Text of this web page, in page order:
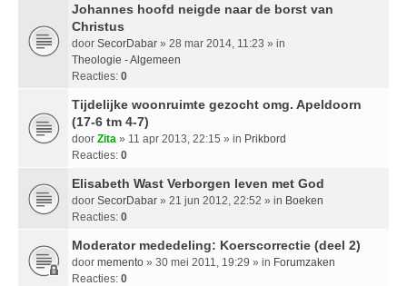
Johannes hoofd neigde naar de borst van
Christus
door SecorDabar » 28 mar 2014, 11:23 » in
Theologie - Algemeen
Reacties: 0
Tijdelijke woonruimte gezocht omg. Apeldoorn
(17-6 tm 4-7)
door Zita » 11 apr 2013, 22:15 » in Prikbord
Reacties: 0
Elisabeth Wast Verborgen leven met God
door SecorDabar » 21 jun 2012, 22:52 » in Boeken
Reacties: 0
Moderator mededeling: Koerscorrectie (deel 2)
door memento » 30 mei 2011, 19:29 » in Forumzaken
Reacties: 0